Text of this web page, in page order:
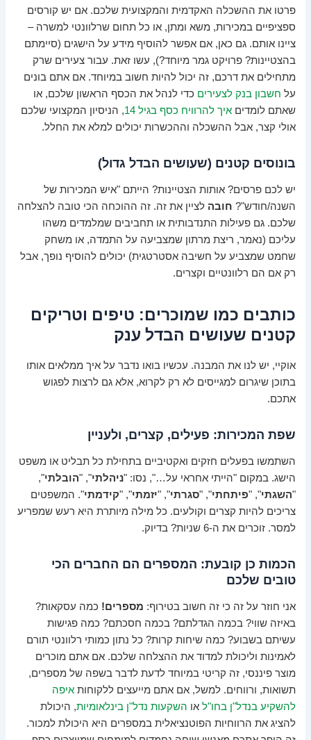
פרטו את ההשכלה האקדמית והמקצועית שלכם. אם יש קורסים
ספציפיים במכירות, משא ומתן, או כל תחום שרלוונטי למשרה –
ציינו אותם. גם כאן, אם אפשר להוסיף מידע על הישגים (סיימתם
בהצטיינות? פרויקט גמר מיוחד?), עשו זאת. עבור צעירים שרק
מתחילים את דרכם, זה יכול להיות חשוב במיוחד. אם אתם בונים
על חשבון בנק לצעירים כדי לנהל את הכסף הראשון שלכם, או
שאתם לומדיםאיך להרוויח כסף בגיל 14
, הניסיון המקצועי שלכם
אולי קצר, אבל ההשכלה וההכשרות יכולים למלא את החלל.
בונוסים קטנים (שעושים הבדל גדול)
יש לכם פרסים? אותות הצטיינות? הייתם "איש המכירות של
השנה/חודש"? חובה לציין את זה. זה ההוכחה הכי טובה להצלחה
שלכם. גם פעילות התנדבותית או תחביבים שמלמדים משהו
עליכם (נאמר, ריצת מרתון שמצביעה על התמדה, או משחק
שחמט שמצביע על חשיבה אסטרטגית) יכולים להוסיף נופך, אבל
רק אם הם רלוונטיים וקצרים.
כותבים כמו שמוכרים: טיפים וטריקים
קטנים שעושים הבדל ענק
אוקיי, יש לנו את המבנה. עכשיו בואו נדבר על איך ממלאים אותו
בתוכן שיגרום למגייסים לא רק לקרוא, אלא גם לרצות לפגוש
אתכם.
שפת המכירות: פעילים, קצרים, ולעניין
השתמשו בפעלים חזקים ואקטיביים בתחילת כל תבליט או משפט
הישג. במקום "הייתי אחראי על…", נסו: "ניהלתי", "הובלתי",
"השגתי", "פיתחתי", "סגרתי", "יזמתי", "קידמתי". המשפטים
צריכים להיות קצרים וקולעים. כל מילה מיותרת היא רעש שמפריע
למסר. זוכרים את ה-6 שניות? בדיוק.
הכמות כן קובעת: המספרים הם החברים הכי
טובים שלכם
אני חוזר על זה כי זה חשוב בטירוף: מספרים! כמה עסקאות?
באיזה שווי? בכמה הגדלתם? בכמה חסכתם? כמה פגישות
עשיתם בשבוע? כמה שיחות קרות? כל נתון כמותי רלוונטי תורם
לאמינות וליכולת למדוד את ההצלחה שלכם. אם אתם מוכרים
מוצר פיננסי, זה קריטי במיוחד לדעת לדבר בשפה של מספרים,
תשואות, ורווחים. למשל, אם אתם מייעצים ללקוחותאיפה
להשקיע בנדל"ן בחו"ל או השקעות נדל"ן בינלאומיות, היכולת
להציג את הרווחיות הפוטנציאלית במספרים היא היכולת למכור.